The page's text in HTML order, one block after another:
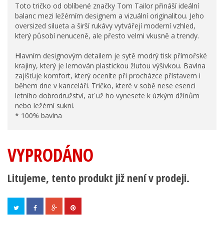
Toto tričko od oblíbené značky Tom Tailor přináší ideální
balanc mezi ležérním designem a vizuální originalitou. Jeho
oversized silueta a širší rukávy vytvářejí moderní vzhled,
který působí nenuceně, ale přesto velmi vkusně a trendy.
Hlavním designovým detailem je sytě modrý tisk přímořské
krajiny, který je lemován plastickou žlutou výšivkou. Bavlna
zajišťuje komfort, který oceníte při procházce přístavem i
během dne v kanceláři. Tričko, které v sobě nese esenci
letního dobrodružství, ať už ho vynesete k úzkým džínům
nebo ležérní sukni.
* 100% bavlna
VYPRODÁNO
Litujeme, tento produkt již není v prodeji.